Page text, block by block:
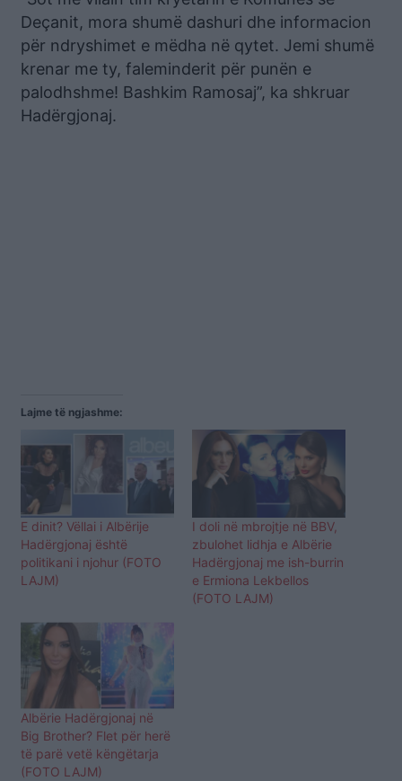
Deçanit, mora shumë dashuri dhe informacion
për ndryshimet e mëdha në qytet. Jemi shumë
krenar me ty, faleminderit për punën e
palodhshme! Bashkim Ramosaj”, ka shkruar
Hadërgjonaj.
Lajme të ngjashme:
E dinit? Vëllai i Albërije
Hadërgjonaj është
politikani i njohur (FOTO
LAJM)
I doli në mbrojtje në BBV,
zbulohet lidhja e Albërie
Hadërgjonaj me ish-burrin
e Ermiona Lekbellos
(FOTO LAJM)
Albërie Hadërgjonaj në
Big Brother? Flet për herë
të parë vetë këngëtarja
(FOTO LAJM)